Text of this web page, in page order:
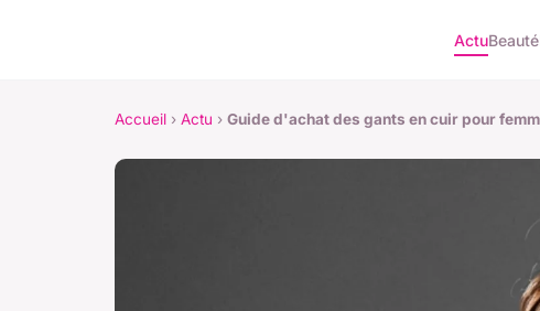
ActuBeauté
Accueil › Actu › Guide d'achat des gants en cuir pour